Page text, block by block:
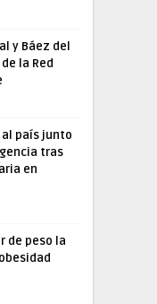
y Báez del
la Red
país junto
tras
en
de peso la